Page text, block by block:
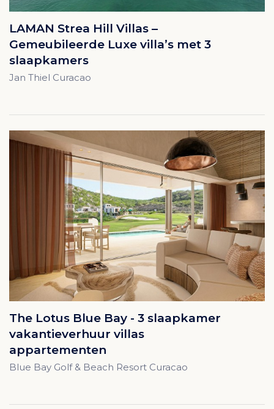
LAMAN Strea Hill Villas –
Gemeubileerde Luxe villa’s met 3
slaapkamers
Jan Thiel Curacao
The Lotus Blue Bay - 3 slaapkamer
vakantieverhuur villas
appartementen
Blue Bay Golf & Beach Resort Curacao